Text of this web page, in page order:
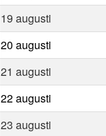
19 augusti
20 augusti
21 augusti
22 augusti
23 augusti